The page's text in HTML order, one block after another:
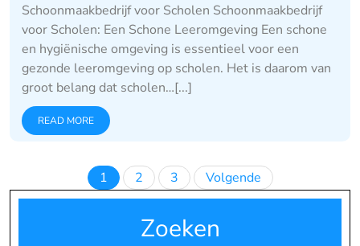
Schoonmaakbedrijf voor Scholen Schoonmaakbedrijf
voor Scholen: Een Schone Leeromgeving Een schone
en hygiënische omgeving is essentieel voor een
gezonde leeromgeving op scholen. Het is daarom van
groot belang dat scholen…[...]
READ MORE
Berichten
paginering
1 2 3 Volgende
Zoeken